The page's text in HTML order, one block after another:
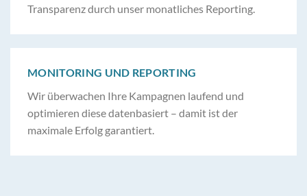
Transparenz durch unser monatliches Reporting.
MONITORING UND REPORTING
Wir überwachen Ihre Kampagnen laufend und
optimieren diese datenbasiert – damit ist der
maximale Erfolg garantiert.